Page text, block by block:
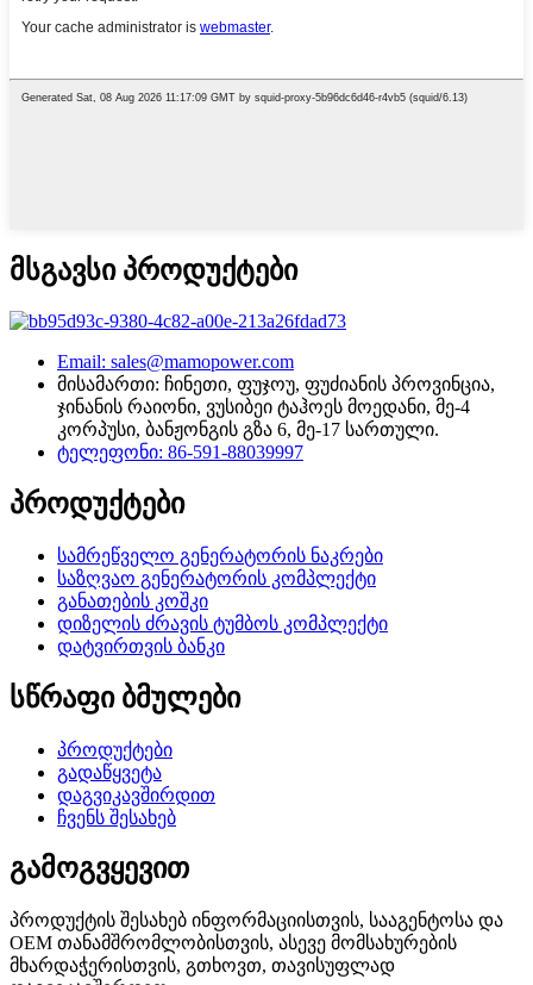
მსგავსი პროდუქტები
Email: sales@mamopower.com
მისამართი: ჩინეთი, ფუჯოუ, ფუძიანის პროვინცია,
ჯინანის რაიონი, ვუსიბეი ტაჰოეს მოედანი, მე-4
კორპუსი, ბანჟონგის გზა 6, მე-17 სართული.
ტელეფონი: 86-591-88039997
პროდუქტები
სამრეწველო გენერატორის ნაკრები
საზღვაო გენერატორის კომპლექტი
განათების კოშკი
დიზელის ძრავის ტუმბოს კომპლექტი
დატვირთვის ბანკი
სწრაფი ბმულები
პროდუქტები
გადაწყვეტა
დაგვიკავშირდით
ჩვენს შესახებ
გამოგვყევით
პროდუქტის შესახებ ინფორმაციისთვის, სააგენტოსა და
OEM თანამშრომლობისთვის, ასევე მომსახურების
მხარდაჭერისთვის, გთხოვთ, თავისუფლად